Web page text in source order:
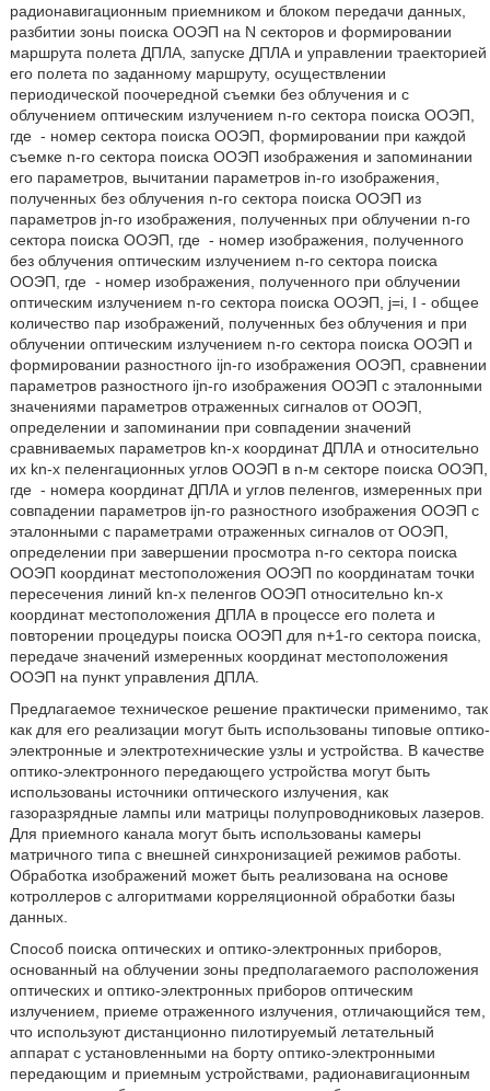
радионавигационным приемником и блоком передачи данных,
разбитии зоны поиска ООЭП на N секторов и формировании
маршрута полета ДПЛА, запуске ДПЛА и управлении траекторией
его полета по заданному маршруту, осуществлении
периодической поочередной съемки без облучения и с
облучением оптическим излучением n-го сектора поиска ООЭП,
где - номер сектора поиска ООЭП, формировании при каждой
съемке n-го сектора поиска ООЭП изображения и запоминании
его параметров, вычитании параметров in-го изображения,
полученных без облучения n-го сектора поиска ООЭП из
параметров jn-го изображения, полученных при облучении n-го
сектора поиска ООЭП, где - номер изображения, полученного
без облучения оптическим излучением n-го сектора поиска
ООЭП, где - номер изображения, полученного при облучении
оптическим излучением n-го сектора поиска ООЭП, j=i, I - общее
количество пар изображений, полученных без облучения и при
облучении оптическим излучением n-го сектора поиска ООЭП и
формировании разностного ijn-го изображения ООЭП, сравнении
параметров разностного ijn-го изображения ООЭП с эталонными
значениями параметров отраженных сигналов от ООЭП,
определении и запоминании при совпадении значений
сравниваемых параметров kn-х координат ДПЛА и относительно
их kn-х пеленгационных углов ООЭП в n-м секторе поиска ООЭП,
где - номера координат ДПЛА и углов пеленгов, измеренных при
совпадении параметров ijn-го разностного изображения ООЭП с
эталонными с параметрами отраженных сигналов от ООЭП,
определении при завершении просмотра n-го сектора поиска
ООЭП координат местоположения ООЭП по координатам точки
пересечения линий kn-х пеленгов ООЭП относительно kn-х
координат местоположения ДПЛА в процессе его полета и
повторении процедуры поиска ООЭП для n+1-го сектора поиска,
передаче значений измеренных координат местоположения
ООЭП на пункт управления ДПЛА.
Предлагаемое техническое решение практически применимо, так
как для его реализации могут быть использованы типовые оптико-
электронные и электротехнические узлы и устройства. В качестве
оптико-электронного передающего устройства могут быть
использованы источники оптического излучения, как
газоразрядные лампы или матрицы полупроводниковых лазеров.
Для приемного канала могут быть использованы камеры
матричного типа с внешней синхронизацией режимов работы.
Обработка изображений может быть реализована на основе
котроллеров с алгоритмами корреляционной обработки базы
данных.
Способ поиска оптических и оптико-электронных приборов,
основанный на облучении зоны предполагаемого расположения
оптических и оптико-электронных приборов оптическим
излучением, приеме отраженного излучения, отличающийся тем,
что используют дистанционно пилотируемый летательный
аппарат с установленными на борту оптико-электронными
передающим и приемным устройствами, радионавигационным